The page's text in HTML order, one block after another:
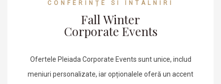
CONFERINȚE SI ÎNTÂLNIRI
Fall Winter
Corporate Events
Ofertele Pleiada Corporate Events sunt unice, includ
meniuri personalizate, iar opționalele oferă un accent